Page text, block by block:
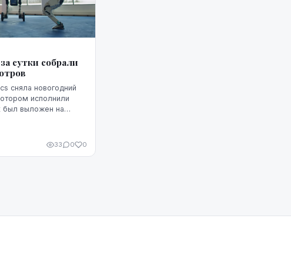
сутки собрали
сняла новогодний
исполнили
был выложен на
33 0 0